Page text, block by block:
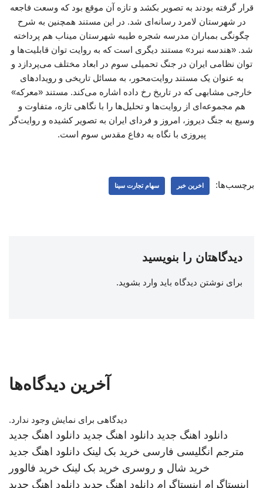
قرار گرفته بودند به تصویر بکشد و تازه آن موقع بود که وسعت فاجعه
در شهرستان لامرد رسانه‌ای شد. در این مستند همچنین به شرح
چگونگی بمباران مدرسه شجره طیبه شهرستان میناب هم پرداخته
شد. «هندسه نبرد» مستند دیگری است که به روایت توان قابلیت‌ها و
توان نظامی ایران در جنگ تحمیلی سوم در ابعاد مختلف می‌پردازد و
به عنوان یک مستند روایت‌محور، به مسائل تاریخی و رویدادهای
خارجی مشابهی که در تاریخ رخ داده اشاره می‌کند. مستند «معرکه»
هم مجموعه‌ای از روایت‌ها و تحلیل‌ها را با نگاهی تازه، متفاوت و
وسیع به جنگ دیروز، امروز و فردای ایران به تصویر کشیده و روایت‌گر
پیروزی با نگاه به دفاع مقدس سوم است.
برچسب‌ها: اخرین خبر سهام تجارت سینا
دیدگاهتان را بنویسید
برای نوشتن دیدگاه باید وارد بشوید.
آخرین دیدگاه‌ها
دیدگاهی برای نمایش وجود ندارد.
دانلود اهنگ جدید دانلود اهنگ جدید دانلود اهنگ جدید
مترجم انگلیسی فارسی خرید بک لینک دانلود اهنگ جدید
خرید شال و روسری خرید بک لینک خرید فالوور
اینستاگرام اینستاگرام دانلود اهنگ جدید دانلود اهنگ جدید